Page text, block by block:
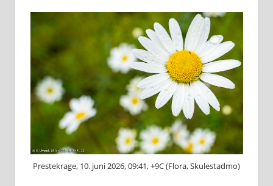
Prestekrage, 10. juni 2026, 09:41, +9C (Flora, Skulestadmo)